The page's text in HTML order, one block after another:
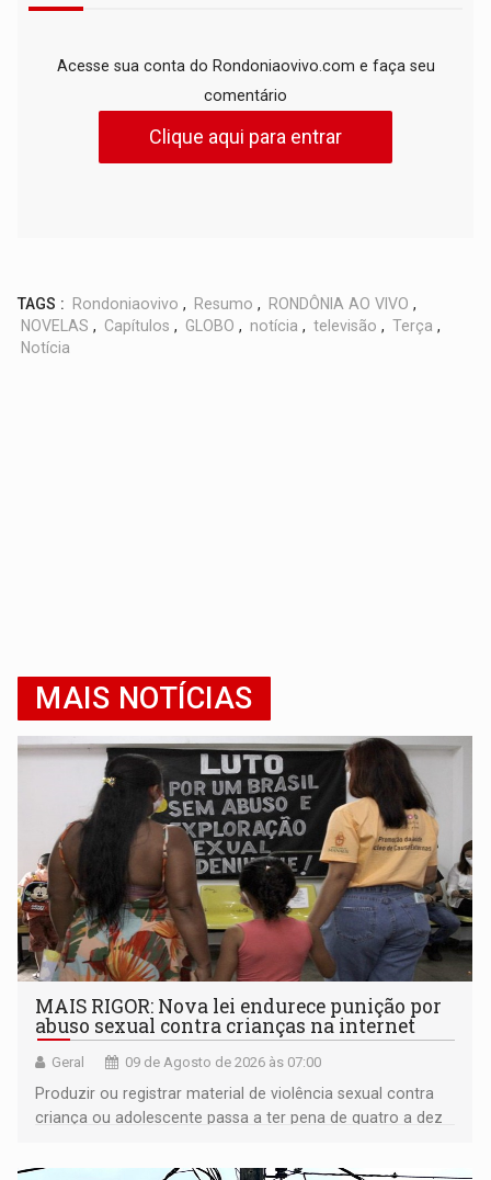
Acesse sua conta do Rondoniaovivo.com e faça seu
comentário
Clique aqui para entrar
TAGS : Rondoniaovivo , Resumo , RONDÔNIA AO VIVO ,
NOVELAS , Capítulos , GLOBO , notícia , televisão , Terça ,
Notícia
MAIS NOTÍCIAS
MAIS RIGOR: Nova lei endurece punição por
abuso sexual contra crianças na internet
Geral 09 de Agosto de 2026 às 07:00
Produzir ou registrar material de violência sexual contra
criança ou adolescente passa a ter pena de quatro a dez